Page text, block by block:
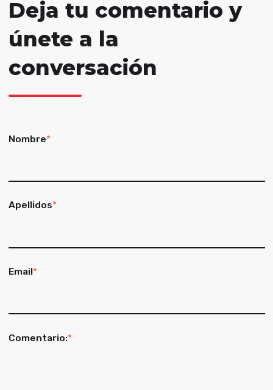
Deja tu comentario y
únete a la
conversación
Nombre*
Apellidos*
Email*
Comentario:*